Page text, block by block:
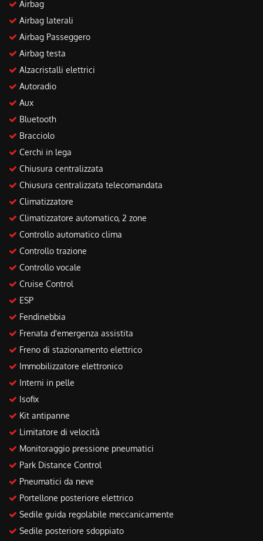
Airbag
Airbag laterali
Airbag Passeggero
Airbag testa
Alzacristalli elettrici
Autoradio
Aux
Bluetooth
Bracciolo
Cerchi in lega
Chiusura centralizzata
Chiusura centralizzata telecomandata
Climatizzatore
Climatizzatore automatico, 2 zone
Controllo automatico clima
Controllo trazione
Controllo vocale
Cruise Control
ESP
Fendinebbia
Frenata d'emergenza assistita
Freno di stazionamento elettrico
Immobilizzatore elettronico
Interni in pelle
Isofix
Kit antipanne
Limitatore di velocità
Monitoraggio pressione pneumatici
Park Distance Control
Pneumatici da neve
Portellone posteriore elettrico
Sedile guida regolabile meccanicamente
Sedile posteriore sdoppiato
Salva
le
impostazioni